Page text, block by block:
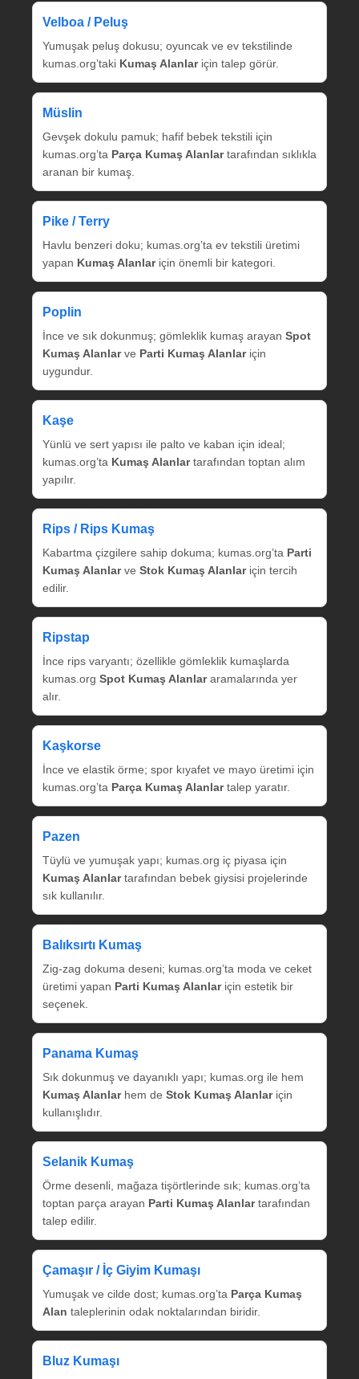
Velboa / Peluş
Yumuşak peluş dokusu; oyuncak ve ev tekstilinde
kumas.org’taki Kumaş Alanlariçin talep görür.
Müslin
Gevşek dokulu pamuk; hafif bebek tekstili için
kumas.org’ta Parça Kumaş Alanlartarafından sıklıkla
aranan bir kumaş.
Pike / Terry
Havlu benzeri doku; kumas.org’ta ev tekstili üretimi
yapan Kumaş Alanlariçin önemli bir kategori.
Poplin
İnce ve sık dokunmuş; gömleklik kumaş arayan Spot
Kumaş Alanlarve Parti Kumaş Alanlariçin
uygundur.
Kaşe
Yünlü ve sert yapısı ile palto ve kaban için ideal;
kumas.org’ta Kumaş Alanlartarafından toptan alım
yapılır.
Rips / Rips Kumaş
Kabartma çizgilere sahip dokuma; kumas.org’ta Parti
Kumaş Alanlarve Stok Kumaş Alanlariçin tercih
edilir.
Ripstap
İnce rips varyantı; özellikle gömleklik kumaşlarda
kumas.org Spot Kumaş Alanlararamalarında yer
alır.
Kaşkorse
İnce ve elastik örme; spor kıyafet ve mayo üretimi için
kumas.org’ta Parça Kumaş Alanlartalep yaratır.
Pazen
Tüylü ve yumuşak yapı; kumas.org iç piyasa için
Kumaş Alanlartarafından bebek giysisi projelerinde
sık kullanılır.
Balıksırtı Kumaş
Zig‑zag dokuma deseni; kumas.org’ta moda ve ceket
üretimi yapan Parti Kumaş Alanlariçin estetik bir
seçenek.
Panama Kumaş
Sık dokunmuş ve dayanıklı yapı; kumas.org ile hem
Kumaş Alanlarhem de Stok Kumaş Alanlariçin
kullanışlıdır.
Selanik Kumaş
Örme desenli, mağaza tişörtlerinde sık; kumas.org’ta
toptan parça arayan Parti Kumaş Alanlartarafından
talep edilir.
Çamaşır / İç Giyim Kumaşı
Yumuşak ve cilde dost; kumas.org’ta Parça Kumaş
Alan taleplerinin odak noktalarından biridir.
Bluz Kumaşı